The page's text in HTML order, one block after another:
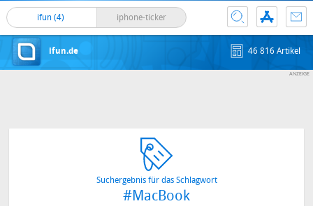
ifun (4) iphone-ticker
ifun.de 46 816 Artikel
Suchergebnis für das Schlagwort
#MacBook